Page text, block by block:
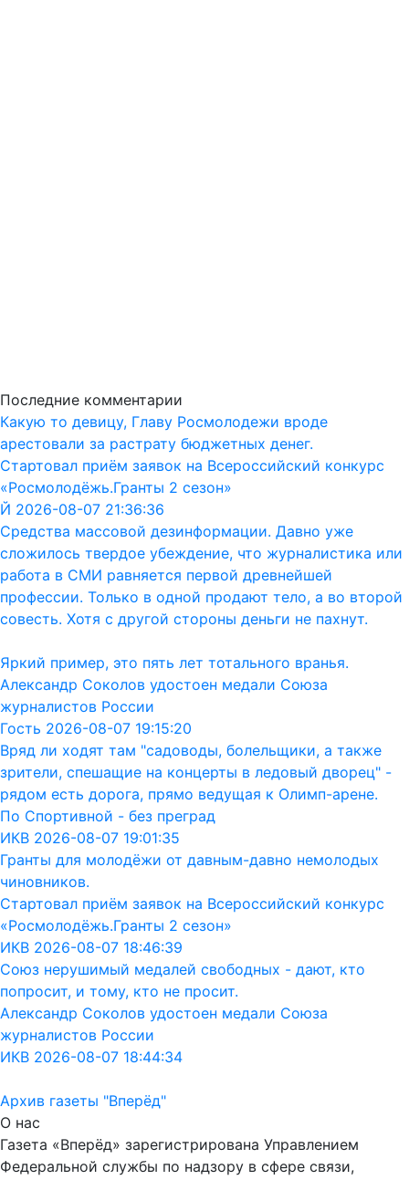
Последние комментарии
Какую то девицу, Главу Росмолодежи вроде
арестовали за растрату бюджетных денег.
Стартовал приём заявок на Всероссийский конкурс
«Росмолодёжь.Гранты 2 сезон»
Й 2026-08-07 21:36:36
Средства массовой дезинформации. Давно уже
сложилось твердое убеждение, что журналистика или
работа в СМИ равняется первой древнейшей
профессии. Только в одной продают тело, а во второй
совесть. Хотя с другой стороны деньги не пахнут.
Яркий пример, это пять лет тотального вранья.
Александр Соколов удостоен медали Союза
журналистов России
Гость 2026-08-07 19:15:20
Вряд ли ходят там "садоводы, болельщики, а также
зрители, спешащие на концерты в ледовый дворец" -
рядом есть дорога, прямо ведущая к Олимп-арене.
По Спортивной - без преград
ИКВ 2026-08-07 19:01:35
Гранты для молодёжи от давным-давно немолодых
чиновников.
Стартовал приём заявок на Всероссийский конкурс
«Росмолодёжь.Гранты 2 сезон»
ИКВ 2026-08-07 18:46:39
Союз нерушимый медалей свободных - дают, кто
попросит, и тому, кто не просит.
Александр Соколов удостоен медали Союза
журналистов России
ИКВ 2026-08-07 18:44:34
Архив газеты "Вперёд"
О нас
Газета «Вперёд» зарегистрирована Управлением
Федеральной службы по надзору в сфере связи,